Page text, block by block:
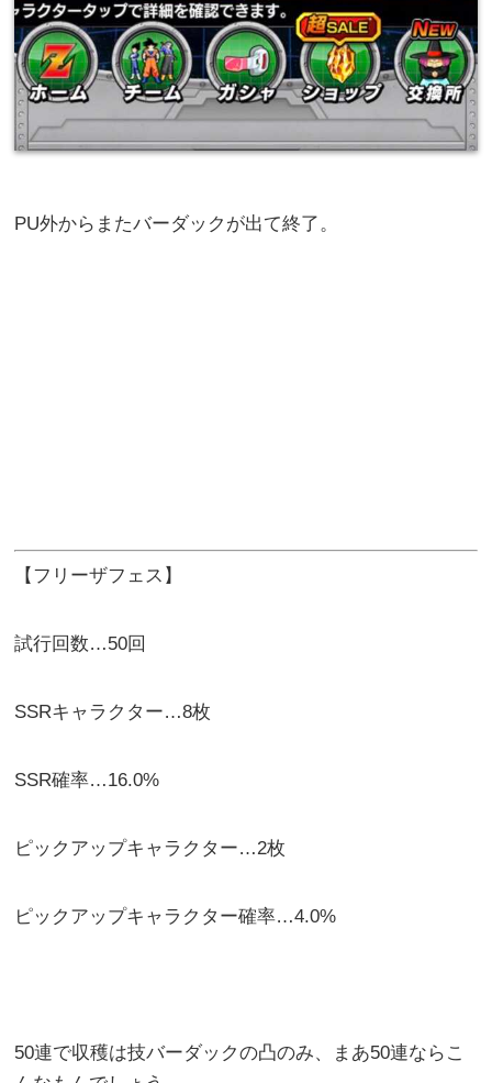
PU外からまたバーダックが出て終了。
【フリーザフェス】
試行回数…50回
SSRキャラクター…8枚
SSR確率…16.0%
ピックアップキャラクター…2枚
ピックアップキャラクター確率…4.0%
50連で収穫は技バーダックの凸のみ、まあ50連ならこ